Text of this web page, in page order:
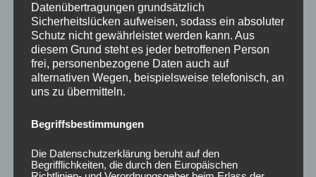
20x Radmutter M12 x
1,25 x 35 mm
Kegelbund 60° Grün
35,00€ *
Bewertet
20x Radmutter M12 x
1,5 x 35 mm Kegelbund
60° Blau
35,00€ *
Datenübertragungen grundsätzlich
Sicherheitslücken aufweisen, sodass ein absoluter
Schutz nicht gewährleistet werden kann. Aus
diesem Grund steht es jeder betroffenen Person
frei, personenbezogene Daten auch auf
alternativen Wegen, beispielsweise telefonisch, an
uns zu übermitteln.
Begriffsbestimmungen
Die Datenschutzerklärung beruht auf den
Begrifflichkeiten, die durch den Europäischen